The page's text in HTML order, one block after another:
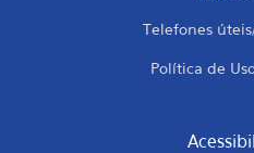
Telefones
Política de